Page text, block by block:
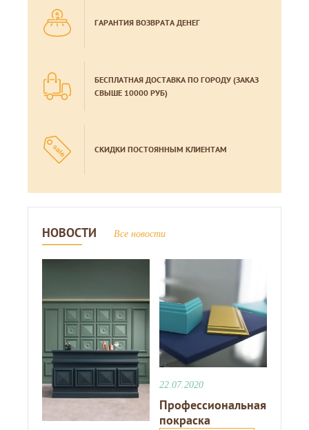
ГАРАНТИЯ ВОЗВРАТА ДЕНЕГ
БЕСПЛАТНАЯ ДОСТАВКА ПО ГОРОДУ (ЗАКАЗ
СВЫШЕ 10000 РУБ)
СКИДКИ ПОСТОЯННЫМ КЛИЕНТАМ
НОВОСТИ Все новости
22.07.2020
Профессиональная
покраска